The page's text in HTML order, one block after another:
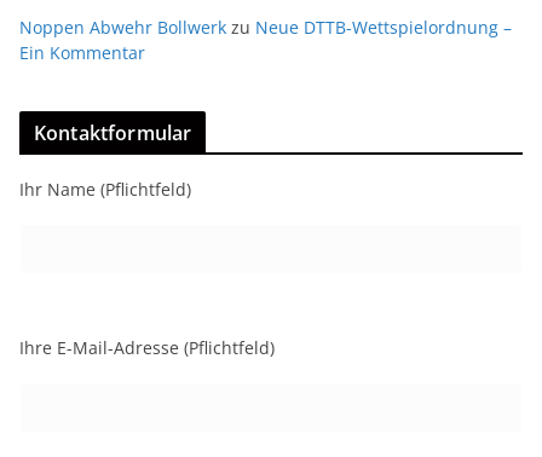
Noppen Abwehr Bollwerk zu Neue DTTB-Wettspielordnung –
Ein Kommentar
Kontaktformular
Ihr Name (Pflichtfeld)
Ihre E-Mail-Adresse (Pflichtfeld)